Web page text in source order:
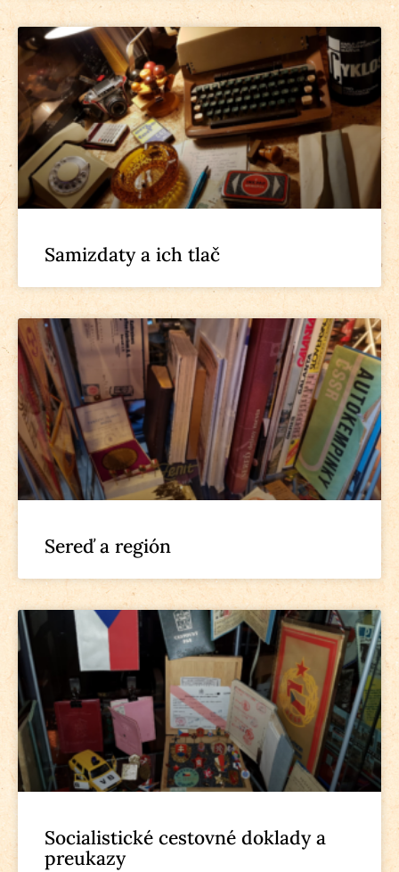
Samizdaty a ich tlač
Sereď a región
Socialistické cestovné doklady a
preukazy